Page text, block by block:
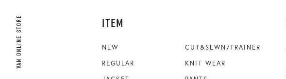
ITEM
NEW
REGULAR
CUT&SEWN/TRAINER
KNIT WEAR
VAN ONLINE STORE